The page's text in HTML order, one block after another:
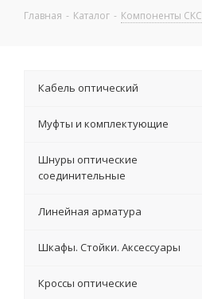
Главная - Каталог - Компоненты СКС
Кабель оптический
Муфты и комплектующие
Шнуры оптические
соединительные
Линейная арматура
Шкафы. Стойки. Аксесcуары
Кроссы оптические